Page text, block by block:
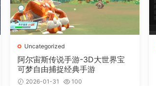
Uncategorized
阿尔宙斯传说手游-3D大世界宝
可梦自由捕捉经典手游
2026-01-31 100